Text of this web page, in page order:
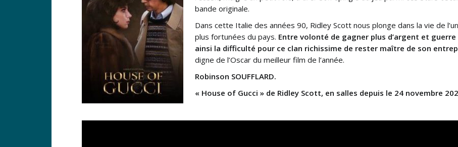
bande originale.
Dans cette Italie des années 90, Ridley Scott nous plonge dans la vie de
plus fortunées du pays. Entre volonté de gagner plus d’argent et
ainsi la difficulté pour ce clan richissime de rester maître de son
digne de l’Oscar du meilleur film de l’année.
Robinson SOUFFLARD.
« House of Gucci » de Ridley Scott, en salles depuis le 24 novembre